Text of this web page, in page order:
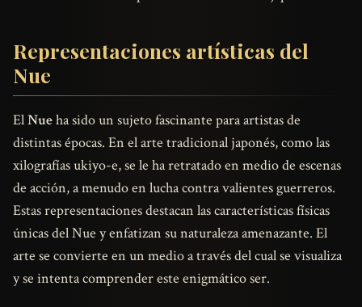
Representaciones artísticas del
Nue
ElNueha sido un sujeto fascinante para artistas de
distintas épocas. En el arte tradicional japonés, como las
xilografías ukiyo-e, se le ha retratado en medio de escenas
de acción, a menudo en lucha contra valientes guerreros.
Estas representaciones destacan las características físicas
únicas del Nue y enfatizan su naturaleza amenazante. El
arte se convierte en un medio a través del cual se visualiza
y se intenta comprender este enigmático ser.